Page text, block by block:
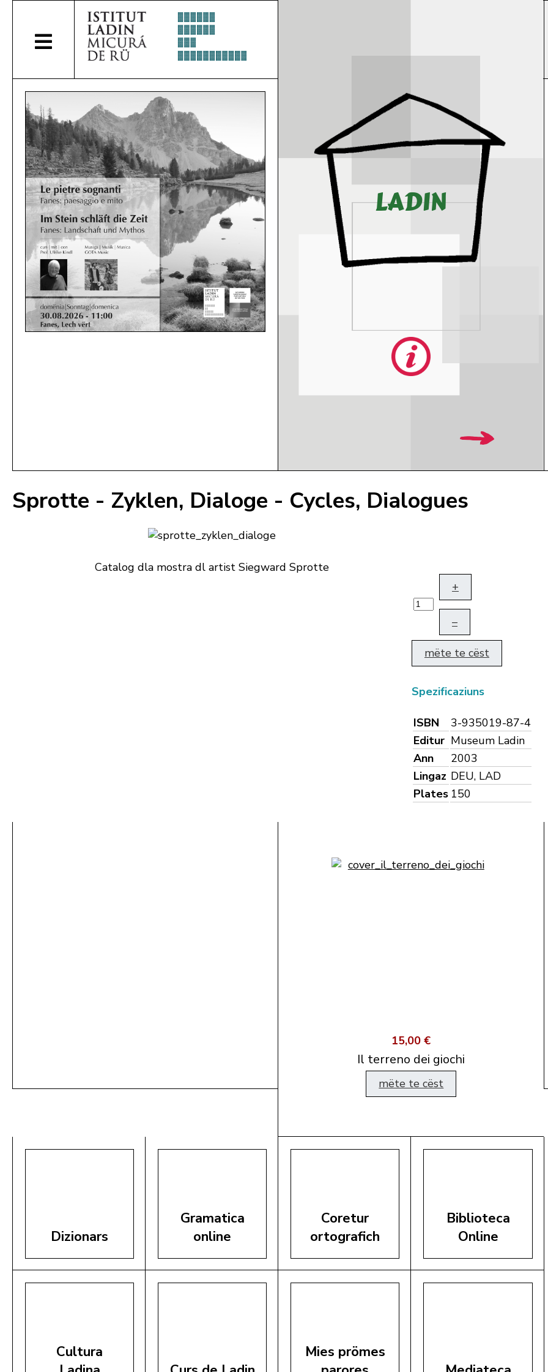
LADIN
DI NA
Sprotte - Zyklen, Dialoge - Cycles, Dialogues
Catalog dla mostra dl artist Siegward Sprotte
+
–
mëte te cëst
Spezificaziuns
ISBN
3-935019-87-4
Editur Museum Ladin
Ann
2003
Lingaz DEU, LAD
Plates 150
mëte te cëst
15,00 €
Il terreno dei giochi
mëte te cëst
Dizionars
Gramatica
online
Cultura
Coretur
ortografich
Biblioteca
Online
Mies prömes